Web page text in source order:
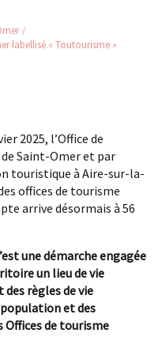
labellisé « Toutourisme »
2025, l’Office de
de Saint-Omer et par
touristique à Aire-sur-la-
offices de tourisme
arrive désormais à 56
une démarche engagée
un lieu de vie
règles de vie
et des
de tourisme